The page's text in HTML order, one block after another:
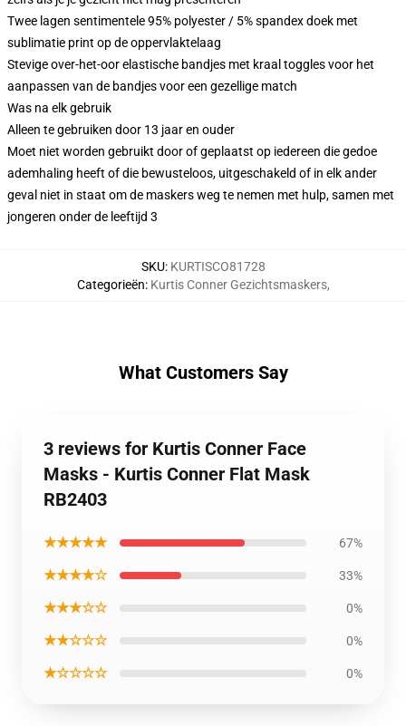
Twee lagen sentimentele 95% polyester / 5% spandex doek met
sublimatie print op de oppervlaktelaag
Stevige over-het-oor elastische bandjes met kraal toggles voor het
aanpassen van de bandjes voor een gezellige match
Was na elk gebruik
Alleen te gebruiken door 13 jaar en ouder
Moet niet worden gebruikt door of geplaatst op iedereen die gedoe
ademhaling heeft of die bewusteloos, uitgeschakeld of in elk ander
geval niet in staat om de maskers weg te nemen met hulp, samen met
jongeren onder de leeftijd 3
SKU: KURTISCO81728
Categorieën: Kurtis Conner Gezichtsmaskers,
What Customers Say
3 reviews for Kurtis Conner Face
Masks - Kurtis Conner Flat Mask
RB2403
★★★★★ 67%
★★★★☆ 33%
★★★☆☆ 0%
★★☆☆☆ 0%
★☆☆☆☆ 0%